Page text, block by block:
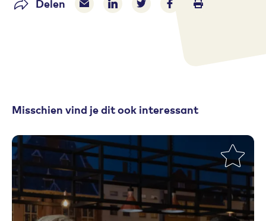
Delen Delen via e-mail
Delen via LinkedIn
Deel op Twitter
Deel op Facebook
Print pagina
Misschien vind je dit ook interessant